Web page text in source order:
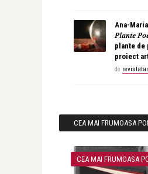
Ana-
𝑃𝑙𝑎𝑛𝑡𝑒
plante de
proiect
de
CEA MAI FRUMOASA
CEA MAI FRUMOASA